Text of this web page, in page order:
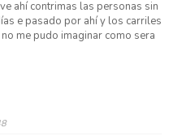
ahí contrimas las personas sin
e pasado por ahí y los carriles
me pudo imaginar como sera